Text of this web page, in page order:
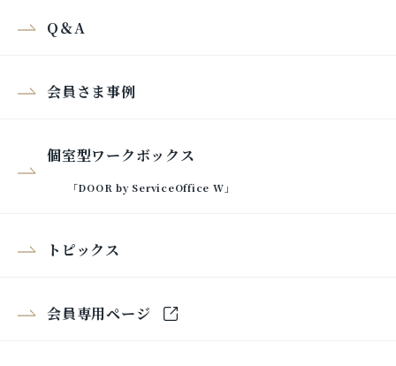
Q＆A
会員さま事例
個室型ワークボックス
「DOOR by ServiceOffice W」
トピックス
会員専用ページ